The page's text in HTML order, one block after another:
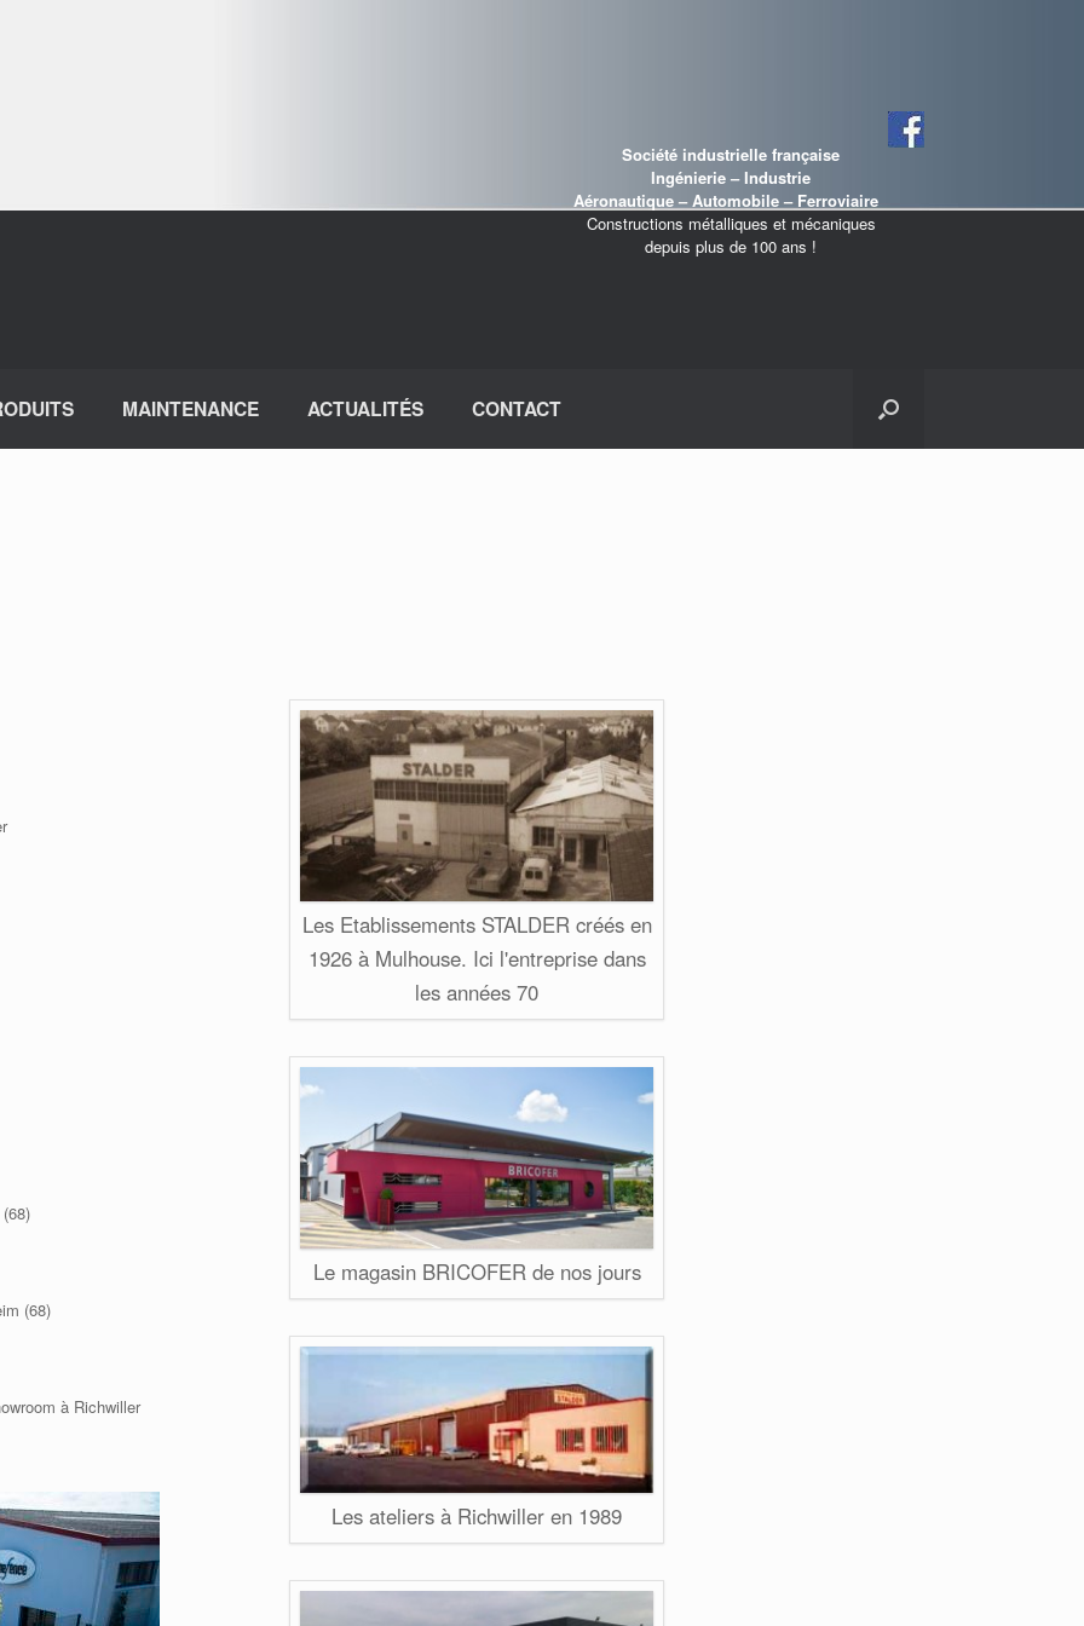
Société industrielle française
Ingénierie – Industrie
Aéronautique – Automobile – Ferroviaire
Constructions métalliques et mécaniques
depuis plus de 100 ans !
MAINTENANCE ACTUALITÉS CONTACT
(68)
à Richwiller
Les Etablissements STALDER créés en
1926 à Mulhouse. Ici l'entreprise dans
les années 70
Le magasin BRICOFER de nos jours
Les ateliers à Richwiller en 1989